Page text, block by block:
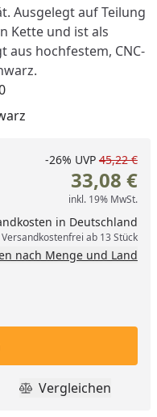
Ausgelegt auf Teilung
Kette und ist als
aus hochfestem, CNC-
-26% UVP 45,22 €
33,08 €
inkl. 19% MwSt.
in Deutschland
Versandkostenfrei ab 13 Stück
nach Menge und Land
legen
Produkt
Vergleichen